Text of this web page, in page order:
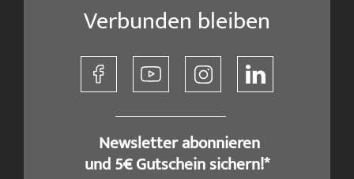
Verbunden bleiben
​ Newsletter abonnieren
und 5€ Gutschein sichern!*